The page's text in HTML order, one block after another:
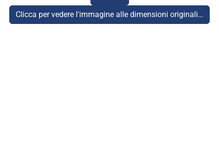
Clicca per vedere l'immagine alle dimensioni originali…